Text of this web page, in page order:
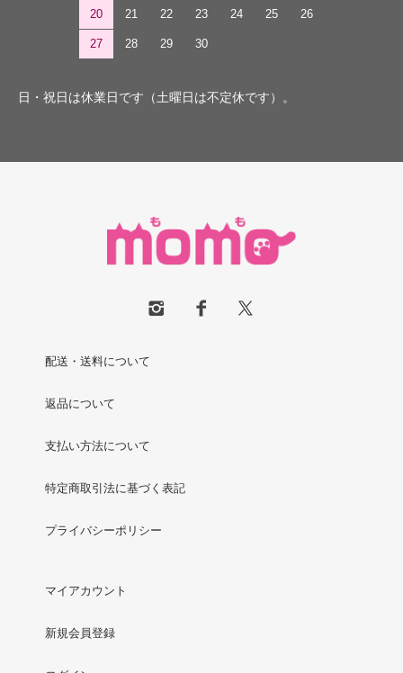
20 21 22 23 24 25 26
27 28 29 30
日・祝日は休業日です（土曜日は不定休です）。
配送・送料について
返品について
支払い方法について
特定商取引法に基づく表記
プライバシーポリシー
マイアカウント
新規会員登録